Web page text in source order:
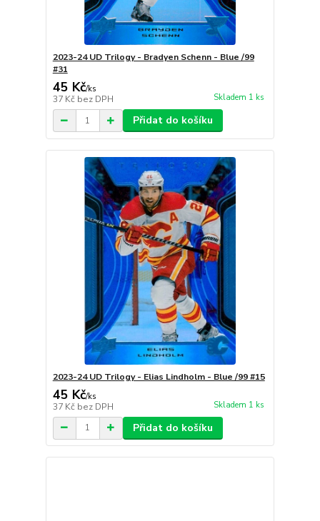
2023-24 UD Trilogy - Bradyen Schenn - Blue /99
#31
45 Kč/ks
37 Kč bez DPH Skladem 1 ks
Přidat do košíku
2023-24 UD Trilogy - Elias Lindholm - Blue /99 #15
45 Kč/ks
37 Kč bez DPH Skladem 1 ks
Přidat do košíku